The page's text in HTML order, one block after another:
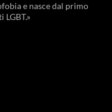
e nasce dal primo